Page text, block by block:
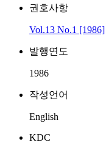
권호사항
Vol.13 No.1 [1986]
발행연도
1986
작성언어
English
KDC